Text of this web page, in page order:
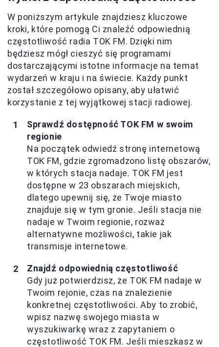
W poniższym artykule znajdziesz kluczowe
kroki, które pomogą Ci znaleźć odpowiednią
częstotliwość radia TOK FM. Dzięki nim
będziesz mógł cieszyć się programami
dostarczającymi istotne informacje na temat
wydarzeń w kraju i na świecie. Każdy punkt
został szczegółowo opisany, aby ułatwić
korzystanie z tej wyjątkowej stacji radiowej.
Sprawdź dostępność TOK FM w swoim
regionie
Na początek odwiedź stronę internetową
TOK FM, gdzie zgromadzono listę obszarów,
w których stacja nadaje. TOK FM jest
dostępne w 23 obszarach miejskich,
dlatego upewnij się, że Twoje miasto
znajduje się w tym gronie. Jeśli stacja nie
nadaje w Twoim regionie, rozważ
alternatywne możliwości, takie jak
transmisje internetowe.
Znajdź odpowiednią częstotliwość
Gdy już potwierdzisz, że TOK FM nadaje w
Twoim rejonie, czas na znalezienie
konkretnej częstotliwości. Aby to zrobić,
wpisz nazwę swojego miasta w
wyszukiwarkę wraz z zapytaniem o
częstotliwość TOK FM. Jeśli mieszkasz w